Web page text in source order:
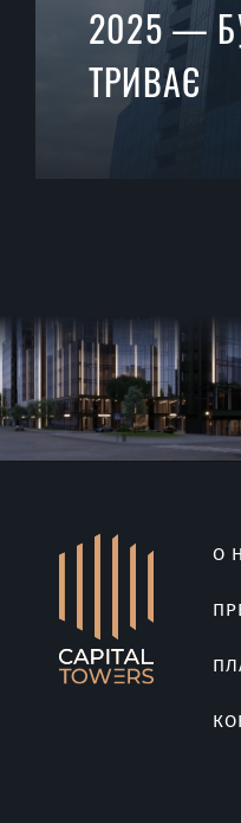
2025 —
ТРИВАЄ
О